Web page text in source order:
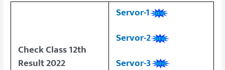
Check Class 12th
Result 2022
Servor-1
Servor-2
Servor-3